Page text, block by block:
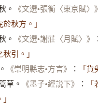
。 《文選•張衡〈東京賦〉》
秋方。」
。 《文選•謝莊〈月賦〉》 ：
引。」
《崇明縣志•方言》 ： 「貨
草。 《墨子•經説下》 ：